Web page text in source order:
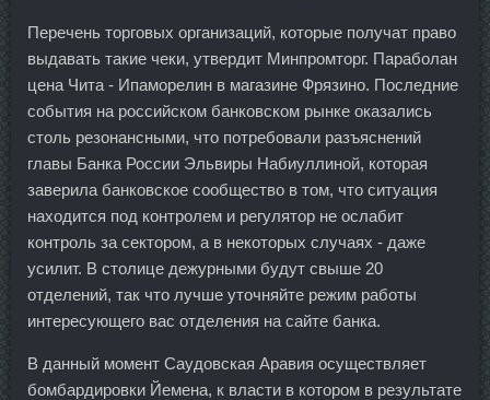
Перечень торговых организаций, которые получат право
выдавать такие чеки, утвердит Минпромторг. Параболан
цена Чита - Ипаморелин в магазине Фрязино. Последние
события на российском банковском рынке оказались
столь резонансными, что потребовали разъяснений
главы Банка России Эльвиры Набиуллиной, которая
заверила банковское сообщество в том, что ситуация
находится под контролем и регулятор не ослабит
контроль за сектором, а в некоторых случаях - даже
усилит. В столице дежурными будут свыше 20
отделений, так что лучше уточняйте режим работы
интересующего вас отделения на сайте банка.
В данный момент Саудовская Аравия осуществляет
бомбардировки Йемена, к власти в котором в результате